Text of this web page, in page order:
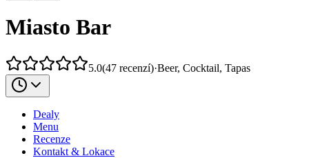
Miasto Bar
5.0(47 recenzí)·Beer, Cocktail, Tapas
Dealy
Menu
Recenze
Kontakt & Lokace